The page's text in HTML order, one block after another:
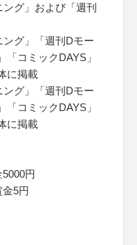
グ」および「週刊
グ」「週刊Dモー
コミックDAYS」
に掲載
グ」「週刊Dモー
コミックDAYS」
に掲載
円
5円